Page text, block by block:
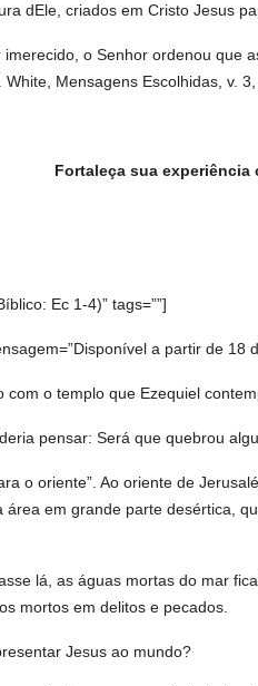
dEle, criados em Cristo Jesus
o Senhor ordenou
Mensagens Escolhidas, v. 3,
Fortaleça sua
Ec 1-4)” tags=””]
a partir de 18
o templo que Ezequiel
pensar: Será que quebrou
o oriente”. Ao oriente de
em grande parte desértica,
lá, as águas mortas do mar
mortos em delitos e pecados.
Jesus ao mundo?